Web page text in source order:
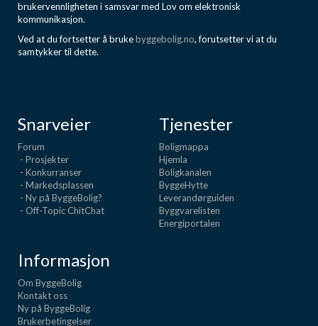
brukervennligheten i samsvar med Lov om elektronisk
kommunikasjon.
Ved at du fortsetter å brukebyggebolig.no, forutsetter vi at du
samtykker til dette.
Snarveier
Forum
- Prosjekter
- Konkurranser
- Markedsplassen
- Ny på ByggeBolig?
- Off-Topic ChitChat
Tjenester
Boligmappa
Hjemla
Boligkanalen
ByggeHytte
Leverandørguiden
Byggvarelisten
Energiportalen
Informasjon
Om ByggeBolig
Kontakt oss
Ny på ByggeBolig
Brukerbetingelser